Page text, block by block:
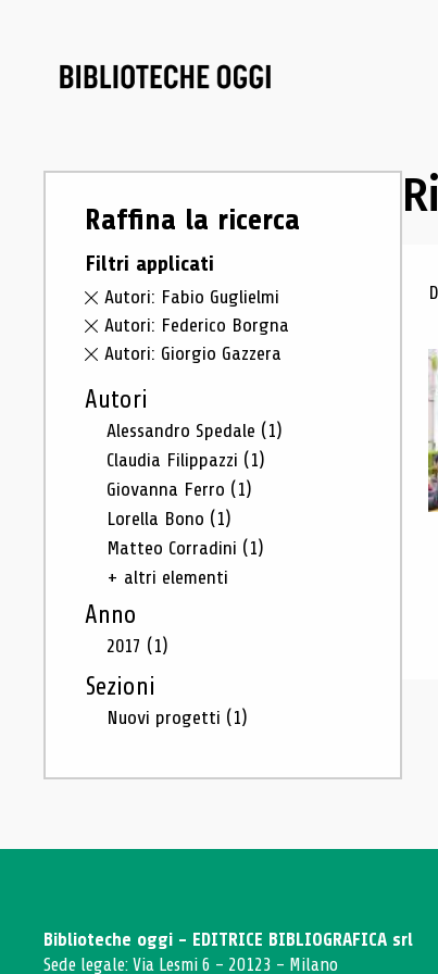
Raffina la ricerca
Filtri applicati
Autori: Fabio Guglielmi
Autori: Federico Borgna
Autori: Giorgio Gazzera
Autori
Alessandro Spedale (1)
Claudia Filippazzi (1)
Giovanna Ferro (1)
Lorella Bono (1)
Matteo Corradini (1)
+ altri elementi
Anno
2017 (1)
Sezioni
Nuovi progetti (1)
Biblioteche oggi - EDITRICE BIBLIOGRAFICA srl
Sede legale: Via Lesmi 6 - 20123 - Milano